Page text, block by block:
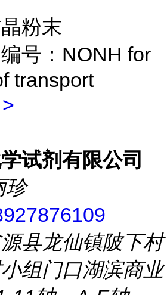
粉末
号：NONH for
transport
试剂有限公司
珍
县龙仙镇陂下村
组门口湖滨商业